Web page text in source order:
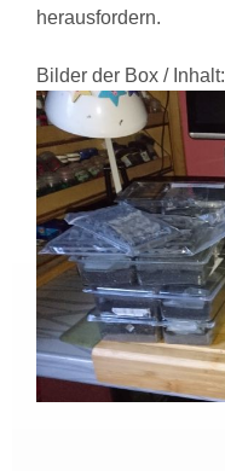
herausfordern.
Bilder der Box / Inhalt: